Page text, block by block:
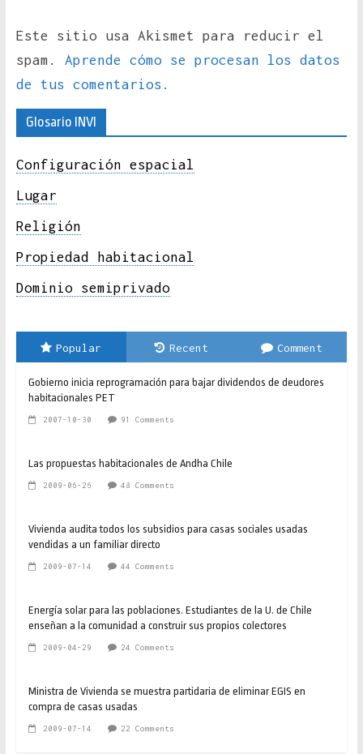
Este sitio usa Akismet para reducir el
spam. Aprende cómo se procesan los datos
de tus comentarios.
Glosario INVI
Configuración espacial
Lugar
Religión
Propiedad habitacional
Dominio semiprivado
Popular Recent Comment
Gobierno inicia reprogramación para bajar dividendos de deudores
habitacionales PET
2007-10-30 91 Comments
Las propuestas habitacionales de Andha Chile
2009-06-26 48 Comments
Vivienda audita todos los subsidios para casas sociales usadas
vendidas a un familiar directo
2009-07-14 44 Comments
Energía solar para las poblaciones. Estudiantes de la U. de Chile
enseñan a la comunidad a construir sus propios colectores
2009-04-29 24 Comments
Ministra de Vivienda se muestra partidaria de eliminar EGIS en
compra de casas usadas
2009-07-14 22 Comments